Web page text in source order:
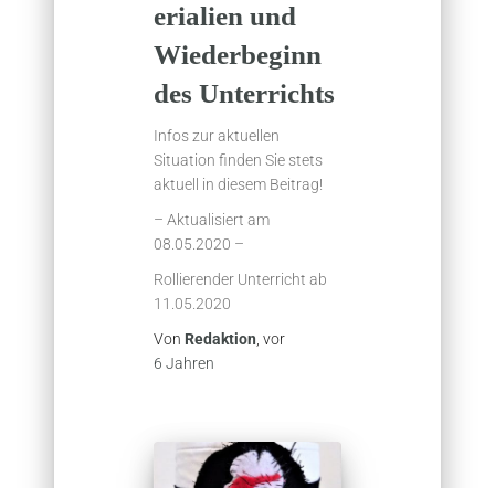
erialien und
Wiederbeginn
des Unterrichts
Infos zur aktuellen
Situation finden Sie stets
aktuell in diesem Beitrag!
– Aktualisiert am
08.05.2020 –
Rollierender Unterricht ab
11.05.2020
Von Redaktion, vor
6 Jahren